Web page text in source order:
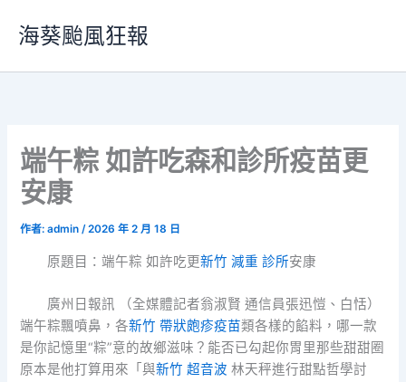
要
海葵颱風狂報
端午粽 如許吃森和診所疫苗更
安康
作者:admin/2026 年 2 月 18 日
原題目：端午粽 如許吃更新竹 減重 診所安康
廣州日報訊 （全媒體記者翁淑賢 通信員張迅愷、白恬）
端午粽飄噴鼻，各新竹 帶狀皰疹疫苗類各樣的餡料，哪一款
是你記憶里“粽”意的故鄉滋味？能否已勾起你胃里那些甜甜圈
原本是他打算用來「與新竹 超音波林天秤進行甜點哲學討